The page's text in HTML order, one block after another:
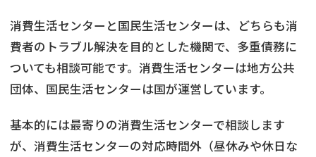
消費生活センターと国民生活センターは、どちらも消
費者のトラブル解決を目的とした機関で、多重債務に
ついても相談可能です。消費生活センターは地方公共
団体、国民生活センターは国が運営しています。
基本的には最寄りの消費生活センターで相談します
が、消費生活センターの対応時間外（昼休みや休日な